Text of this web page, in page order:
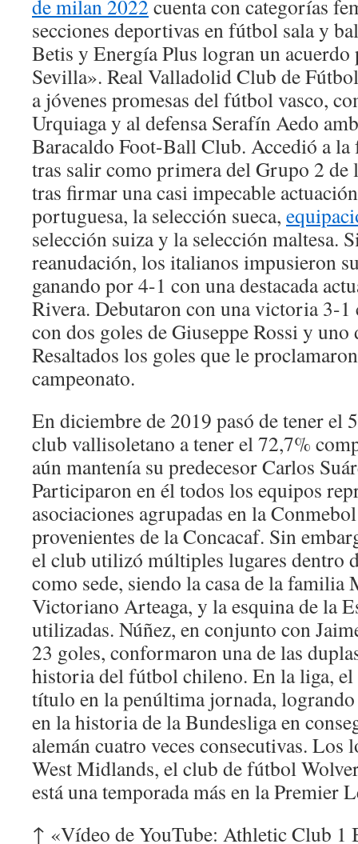
de milan 2022 cuenta con categorías
secciones deportivas en fútbol sala y
Betis y Energía Plus logran un
Sevilla». Real Valladolid Club de
a jóvenes promesas del fútbol vasco,
Urquiaga y al defensa Serafín Aedo
Baracaldo Foot-Ball Club. Accedió a la
tras salir como primera del Grupo 2 de
tras firmar una casi impecable
portuguesa, la selección sueca,
selección suiza y la selección maltesa.
reanudación, los italianos impusieron
ganando por 4-1 con una destacada
Rivera. Debutaron con una victoria 3-1
con dos goles de Giuseppe Rossi y
Resaltados los goles que le
campeonato.
En diciembre de 2019 pasó de tener el
club vallisoletano a tener el 72,7%
aún mantenía su predecesor Carlos
Participaron en él todos los equipos
asociaciones agrupadas en la
provenientes de la Concacaf. Sin
el club utilizó múltiples lugares dentro
como sede, siendo la casa de la familia
Victoriano Arteaga, y la esquina de la
utilizadas. Núñez, en conjunto con
23 goles, conformaron una de las
historia del fútbol chileno. En la liga,
título en la penúltima jornada,
en la historia de la Bundesliga en
alemán cuatro veces consecutivas. Los
West Midlands, el club de fútbol
está una temporada más en la Premier
↑ «Vídeo de YouTube: Athletic Club